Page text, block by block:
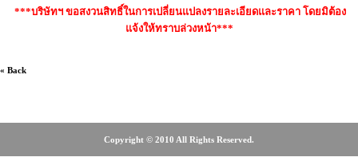
***บริษัทฯ ขอสงวนสิทธิ์ในการเปลี่ยนแปลงรายละเอียดและราคา โดยมิต้อง
แจ้งให้ทราบล่วงหน้า***
« Back
Copyright © 2010 All Rights Reserved.